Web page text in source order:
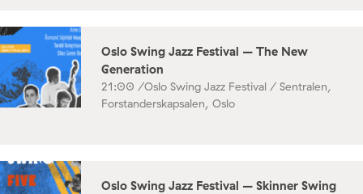
Oslo Swing Jazz Festival – The New
Generation
21:00 /Oslo Swing Jazz Festival / Sentralen,
Forstanderskapsalen, Oslo
Oslo Swing Jazz Festival – Skinner Swing